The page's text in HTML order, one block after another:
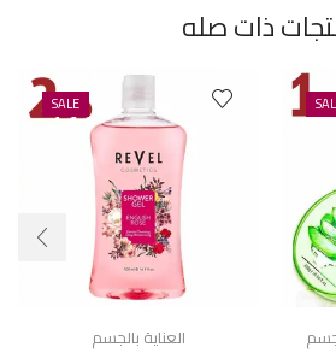
ذات صله
SALE
العناية بالجسم